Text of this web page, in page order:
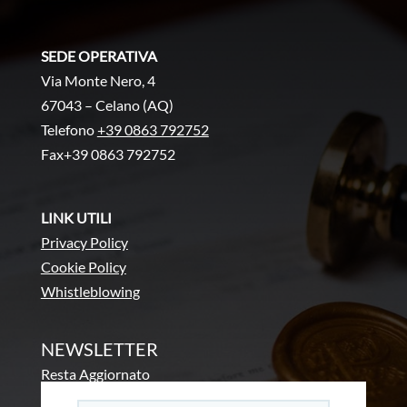
SEDE OPERATIVA
Via Monte Nero, 4
67043 – Celano (AQ)
Telefono+39 0863 792752
Fax+39 0863 792752
LINK UTILI
Privacy Policy
Cookie Policy
Whistleblowing
NEWSLETTER
Resta Aggiornato